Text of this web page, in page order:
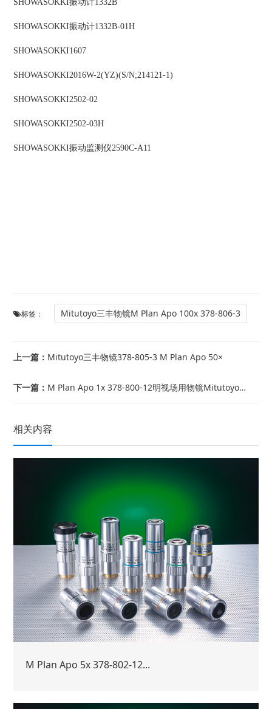
SHOWASOKKI振动计1332B
SHOWASOKKI振动计1332B-01H
SHOWASOKKI1607
SHOWASOKKI2016W-2(YZ)(S/N;214121-1)
SHOWASOKKI2502-02
SHOWASOKKI2502-03H
SHOWASOKKI振动监测仪2590C-A11
标签： Mitutoyo三丰物镜M Plan Apo 100x 378-806-3
上一篇： Mitutoyo三丰物镜378-805-3 M Plan Apo 50×
下一篇： M Plan Apo 1x 378-800-12明视场用物镜Mitutoyo三丰
相关内容
M Plan Apo 5x 378-802-12...